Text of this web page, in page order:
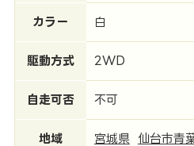
カラー 白
駆動方式 2WD
自走可否 不可
地域 宮城県 仙台市青